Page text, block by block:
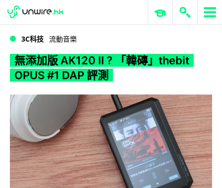
WWDC 2026 ERP 與商業 AI
3C科技 流動音樂
無添加版 AK120 II ? 「韓磚」thebit
OPUS #1 DAP 評測